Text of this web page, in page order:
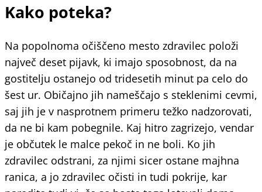
Kako poteka?
Na popolnoma očiščeno mesto zdravilec položi
največ deset pijavk, ki imajo sposobnost, da na
gostitelju ostanejo od tridesetih minut pa celo do
šest ur. Običajno jih nameščajo s steklenimi cevmi,
saj jih je v nasprotnem primeru težko nadzorovati,
da ne bi kam pobegnile. Kaj hitro zagrizejo, vendar
je občutek le malce pekoč in ne boli. Ko jih
zdravilec odstrani, za njimi sicer ostane majhna
ranica, a jo zdravilec očisti in tudi pokrije, kar